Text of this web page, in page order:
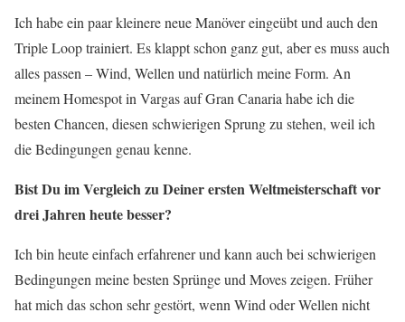
Ich habe ein paar kleinere neue Manöver eingeübt und auch den
Triple Loop trainiert. Es klappt schon ganz gut, aber es muss auch
alles passen – Wind, Wellen und natürlich meine Form. An
meinem Homespot in Vargas auf Gran Canaria habe ich die
besten Chancen, diesen schwierigen Sprung zu stehen, weil ich
die Bedingungen genau kenne.
Bist Du im Vergleich zu Deiner ersten Weltmeisterschaft vor
drei Jahren heute besser?
Ich bin heute einfach erfahrener und kann auch bei schwierigen
Bedingungen meine besten Sprünge und Moves zeigen. Früher
hat mich das schon sehr gestört, wenn Wind oder Wellen nicht